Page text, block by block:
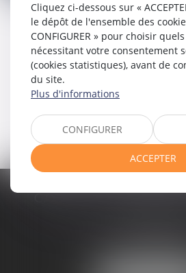
Contacter un
Cliquez ci-dessous sur «
le dépôt de l'ensemble des
CONFIGURER » pour choisir
nécessitant votre consentement
(cookies statistiques), avant de
du site.
Plus d'informations
CONFIGURER
ACCEPTER